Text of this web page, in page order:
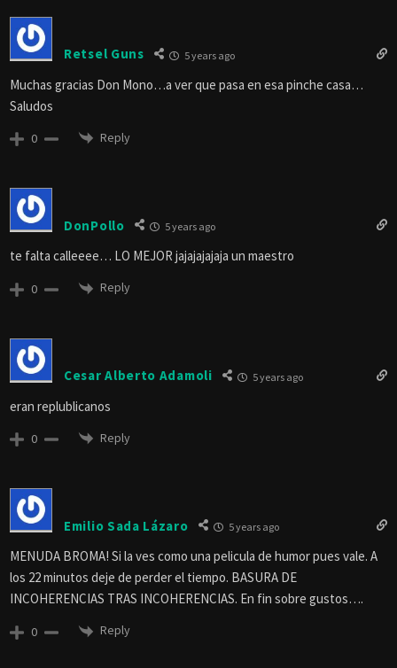
Retsel Guns 5 years ago
Muchas gracias Don Mono…a ver que pasa en esa pinche casa…
Saludos
0 Reply
DonPollo 5 years ago
te falta calleeee… LO MEJOR jajajajajaja un maestro
0 Reply
Cesar Alberto Adamoli 5 years ago
eran replublicanos
0 Reply
Emilio Sada Lázaro 5 years ago
MENUDA BROMA! Si la ves como una pelicula de humor pues vale. A
los 22 minutos deje de perder el tiempo. BASURA DE
INCOHERENCIAS TRAS INCOHERENCIAS. En fin sobre gustos….
0 Reply